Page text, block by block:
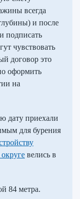
всегда
и после
подписать
чувствовать
договор это
оформить
на
дату приехали
для бурения
велись в
84 метра.